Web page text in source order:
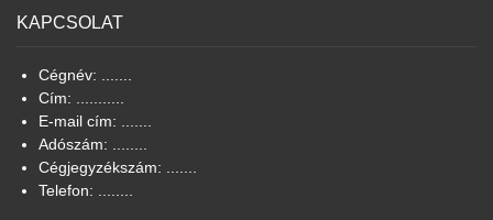
KAPCSOLAT
Cégnév: .......
Cím: ...........
E-mail cím: .......
Adószám: ........
Cégjegyzékszám: .......
Telefon: ........